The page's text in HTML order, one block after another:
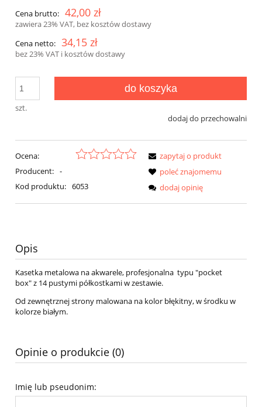
Cena brutto: 42,00 zł
zawiera 23% VAT, bez kosztów dostawy
Cena netto: 34,15 zł
bez 23% VAT i kosztów dostawy
szt.
do koszyka
dodaj do przechowalni
Ocena:
Producent: -
Kod produktu: 6053
zapytaj o produkt
poleć znajomemu
dodaj opinię
Opis
Kasetka metalowa na akwarele, profesjonalna typu "pocket
box" z 14 pustymi półkostkami w zestawie.
Od zewnętrznej strony malowana na kolor błękitny, w środku w
kolorze białym.
Opinie o produkcie (0)
Imię lub pseudonim: